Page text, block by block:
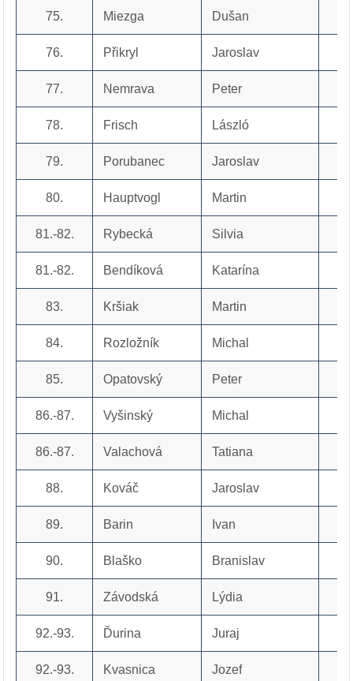
75. Miezga Dušan
76. Přikryl Jaroslav
77. Nemrava Peter
78. Frisch László
79. Porubanec Jaroslav
80. Hauptvogl Martin
81.-82. Rybecká Silvia
81.-82. Bendíková Katarína
83. Kršiak Martin
84. Rozložník Michal
85. Opatovský Peter
86.-87. Vyšinský Michal
86.-87. Valachová Tatiana
88. Kováč Jaroslav
89. Barin Ivan
90. Blaško Branislav
91. Závodská Lýdia
92.-93. Ďurina Juraj
92.-93. Kvasnica Jozef